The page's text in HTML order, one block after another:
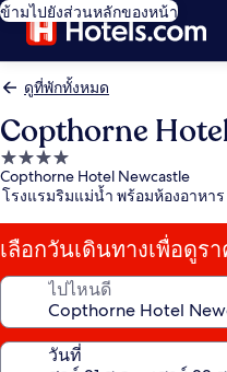
ข้ามไปยังส่วนหลักของหน้า
ดูที่พักทั้งหมด
Copthorne
ที่พัก
4.0
Copthorne Hotel Newcastle
โรงแรมริมแม่น้ำ พร้อมห้องอาหา
เลือกวันเดินทางเพื่อดูรา
ไปไหนดี
วันที่